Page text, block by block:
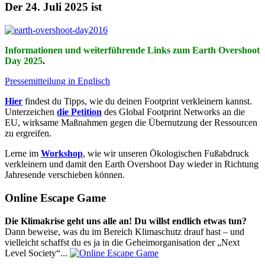
Der 24. Juli 2025 ist
Informationen und weiterführende Links zum Earth Overshoot
Day 2025.
Pressemitteilung in Englisch
Hier findest du Tipps, wie du deinen Footprint verkleinern kannst.
Unterzeichen die Petition des Global Footprint Networks an die
EU, wirksame Maßnahmen gegen die Übernutzung der Ressourcen
zu ergreifen.
Lerne im Workshop, wie wir unseren Ökologischen Fußabdruck
verkleinern und damit den Earth Overshoot Day wieder in Richtung
Jahresende verschieben können.
Online Escape Game
Die Klimakrise geht uns alle an! Du willst endlich etwas tun?
Dann beweise, was du im Bereich Klimaschutz drauf hast – und
vielleicht schaffst du es ja in die Geheimorganisation der „Next
Level Society“...